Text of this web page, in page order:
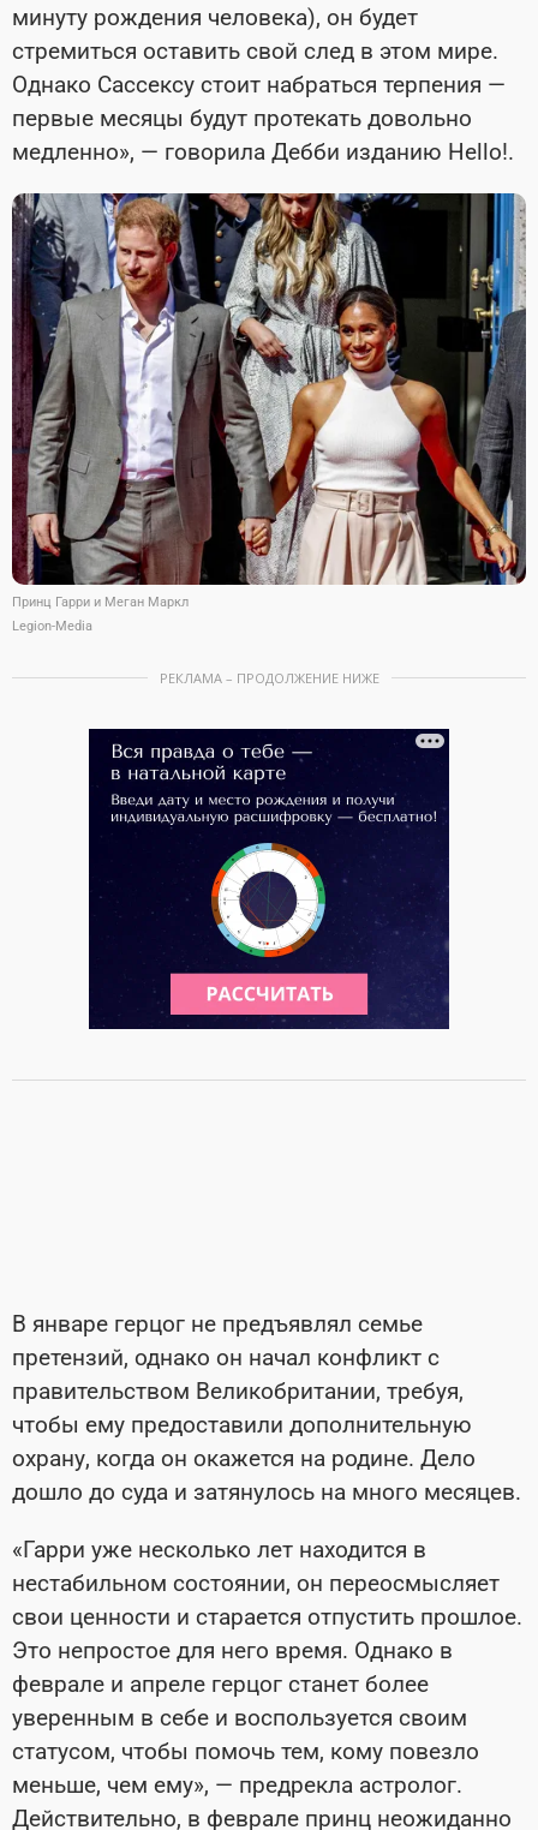
минуту рождения человека), он будет
стремиться оставить свой след в этом мире.
Однако Сассексу стоит набраться терпения —
первые месяцы будут протекать довольно
медленно», — говорила Дебби изданию Hello!.
Принц Гарри и Меган Маркл
Legion-Media
РЕКЛАМА – ПРОДОЛЖЕНИЕ НИЖЕ
В январе герцог не предъявлял семье
претензий, однако он начал конфликт с
правительством Великобритании, требуя,
чтобы ему предоставили дополнительную
охрану, когда он окажется на родине. Дело
дошло до суда и затянулось на много месяцев.
«Гарри уже несколько лет находится в
нестабильном состоянии, он переосмысляет
свои ценности и старается отпустить прошлое.
Это непростое для него время. Однако в
феврале и апреле герцог станет более
уверенным в себе и воспользуется своим
статусом, чтобы помочь тем, кому повезло
меньше, чем ему», — предрекла астролог.
Действительно, в феврале принц неожиданно